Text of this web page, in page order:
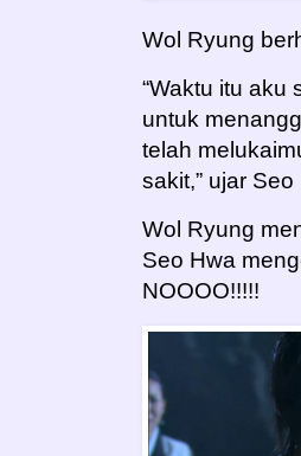
Wol Ryung
“Waktu itu aku
untuk
telah
sakit,” ujar
Wol Ryung
Seo Hwa
NOOOO!!!!!